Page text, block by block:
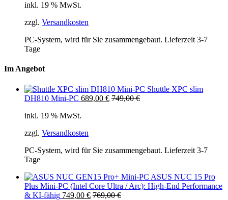
inkl. 19 % MwSt.
zzgl. Versandkosten
PC-System, wird für Sie zusammengebaut. Lieferzeit 3-7
Tage
Im Angebot
Shuttle XPC slim
DH810 Mini-PC 689,00 € 749,00€
inkl. 19 % MwSt.
zzgl. Versandkosten
PC-System, wird für Sie zusammengebaut. Lieferzeit 3-7
Tage
ASUS NUC 15 Pro
Plus Mini-PC (Intel Core Ultra / Arc): High-End Performance
& KI-fähig 749,00 € 769,00€